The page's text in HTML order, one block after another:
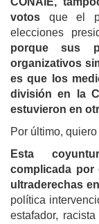
votos que el
elecciones
porque sus
organizativos
es que los
división en la
estuvieron en
Por último,
Esta
complicada por
ultraderechas
política
estafador,